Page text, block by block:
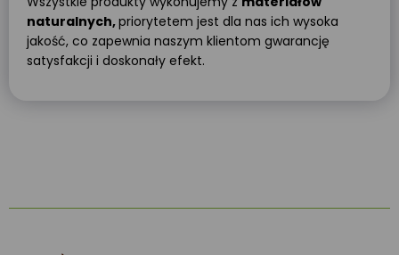
naturalnych,priorytetem jest dla nas ich wysoka
jakość, co zapewnia naszym klientom gwarancję
satysfakcji i doskonały efekt.